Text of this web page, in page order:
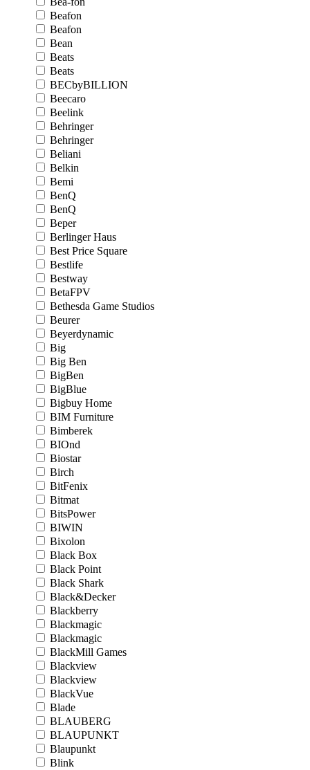
Beafon
Beafon
Bean
Beats
Beats
BECbyBILLION
Beecaro
Beelink
Behringer
Behringer
Beliani
Belkin
Bemi
BenQ
BenQ
Beper
Berlinger Haus
Best Price Square
Bestlife
Bestway
BetaFPV
Bethesda Game Studios
Beurer
Beyerdynamic
Big
Big Ben
BigBen
BigBlue
Bigbuy Home
BIM Furniture
Bimberek
BIOnd
Biostar
Birch
BitFenix
Bitmat
BitsPower
BIWIN
Bixolon
Black Box
Black Point
Black Shark
Black&Decker
Blackberry
Blackmagic
Blackmagic
BlackMill Games
Blackview
Blackview
BlackVue
Blade
BLAUBERG
BLAUPUNKT
Blaupunkt
Blink